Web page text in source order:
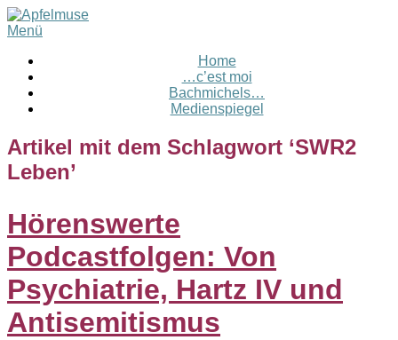
Menü
Home
…c’est moi
Bachmichels…
Medienspiegel
Artikel mit dem Schlagwort ‘SWR2
Leben’
Hörenswerte
Podcastfolgen: Von
Psychiatrie, Hartz IV und
Antisemitismus